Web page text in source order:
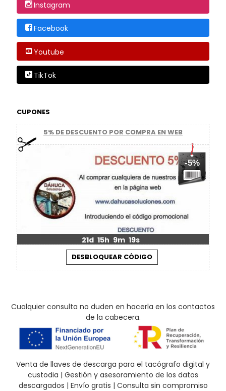
Instagram
Facebook
Youtube
TikTok
CUPONES
5% DE DESCUENTO POR COMPRA EN WEB
-5%
21d 15h 9m 19s
Cualquier consulta no duden en hacerla en los contactos
de la cabecera.
Venta de llaves de descarga para el tacógrafo digital y
custodia | Gestión y asesoramiento de los datos
descargados | Envío gratis | Consulta sin compromiso